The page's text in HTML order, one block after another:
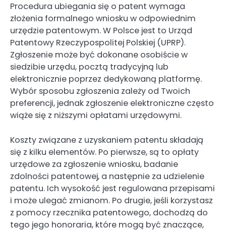
Procedura ubiegania się o patent wymaga
złożenia formalnego wniosku w odpowiednim
urzędzie patentowym. W Polsce jest to Urząd
Patentowy Rzeczypospolitej Polskiej (UPRP).
Zgłoszenie może być dokonane osobiście w
siedzibie urzędu, pocztą tradycyjną lub
elektronicznie poprzez dedykowaną platformę.
Wybór sposobu zgłoszenia zależy od Twoich
preferencji, jednak zgłoszenie elektroniczne często
wiąże się z niższymi opłatami urzędowymi.
Koszty związane z uzyskaniem patentu składają
się z kilku elementów. Po pierwsze, są to opłaty
urzędowe za zgłoszenie wniosku, badanie
zdolności patentowej, a następnie za udzielenie
patentu. Ich wysokość jest regulowana przepisami
i może ulegać zmianom. Po drugie, jeśli korzystasz
z pomocy rzecznika patentowego, dochodzą do
tego jego honoraria, które mogą być znaczące,